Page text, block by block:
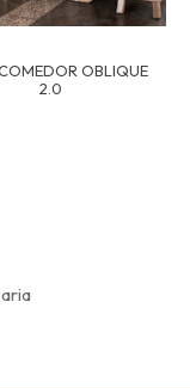
OBLIQUE
2.0